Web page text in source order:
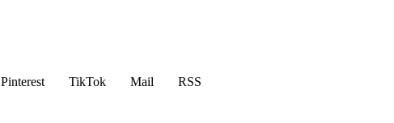
Pinterest TikTok Mail
RSS